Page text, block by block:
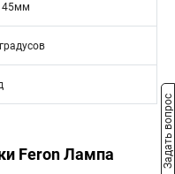
Feron Лампа
Задать вопрос